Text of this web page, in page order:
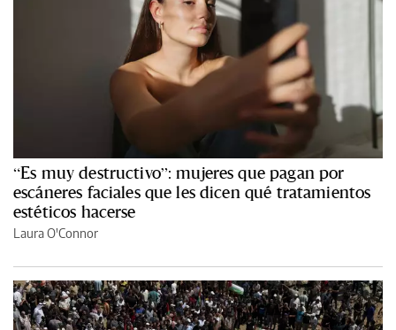
“Es muy destructivo”: mujeres que pagan por
escáneres faciales que les dicen qué tratamientos
estéticos hacerse
Laura O'Connor